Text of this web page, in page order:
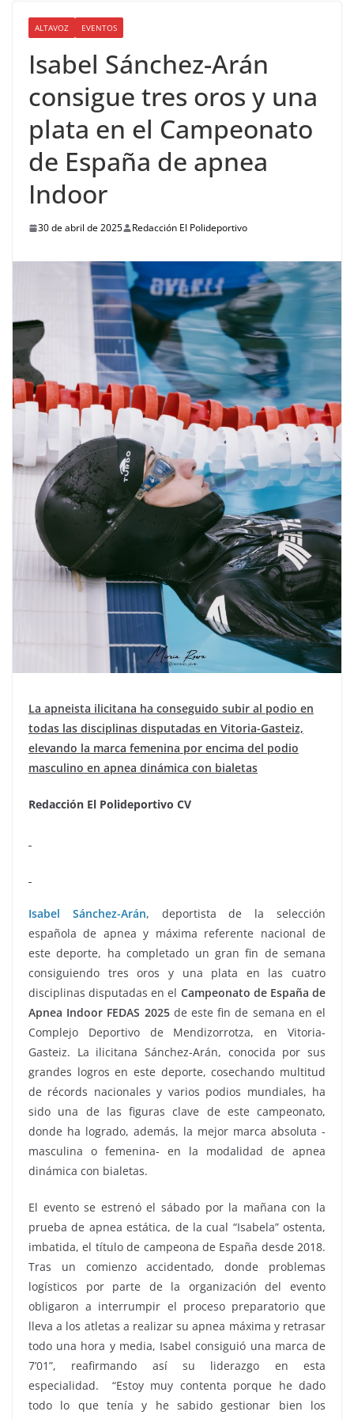
ALTAVOZ EVENTOS
Isabel Sánchez-Arán
consigue tres oros y una
plata en el Campeonato
de España de apnea
Indoor
30 de abril de 2025 Redacción El Polideportivo
La apneista ilicitana ha conseguido subir al podio en
todas las disciplinas disputadas en Vitoria-Gasteiz,
elevando la marca femenina por encima del podio
masculino en apnea dinámica con bialetas
Redacción El Polideportivo CV
Isabel Sánchez-Arán, deportista de la selección
española de apnea y máxima referente nacional de
este deporte, ha completado un gran fin de semana
consiguiendo tres oros y una plata en las cuatro
disciplinas disputadas en el Campeonato de España de
Apnea Indoor FEDAS 2025de este fin de semana en el
Complejo Deportivo de Mendizorrotza, en Vitoria-
Gasteiz. La ilicitana Sánchez-Arán, conocida por sus
grandes logros en este deporte, cosechando multitud
de récords nacionales y varios podios mundiales, ha
sido una de las figuras clave de este campeonato,
donde ha logrado, además, la mejor marca absoluta -
masculina o femenina- en la modalidad de apnea
dinámica con bialetas.
El evento se estrenó el sábado por la mañana con la
prueba de apnea estática, de la cual “Isabela” ostenta,
imbatida, el título de campeona de España desde 2018.
Tras un comienzo accidentado, donde problemas
logísticos por parte de la organización del evento
obligaron a interrumpir el proceso preparatorio que
lleva a los atletas a realizar su apnea máxima y retrasar
todo una hora y media, Isabel consiguió una marca de
7’01”, reafirmando así su liderazgo en esta
especialidad. “Estoy muy contenta porque he dado
todo lo que tenía y he sabido gestionar bien los